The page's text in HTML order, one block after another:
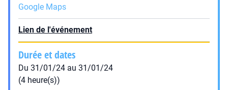
Google Maps
Lien de l'événement
Durée et dates
Du 31/01/24 au 31/01/24
(4 heure(s))